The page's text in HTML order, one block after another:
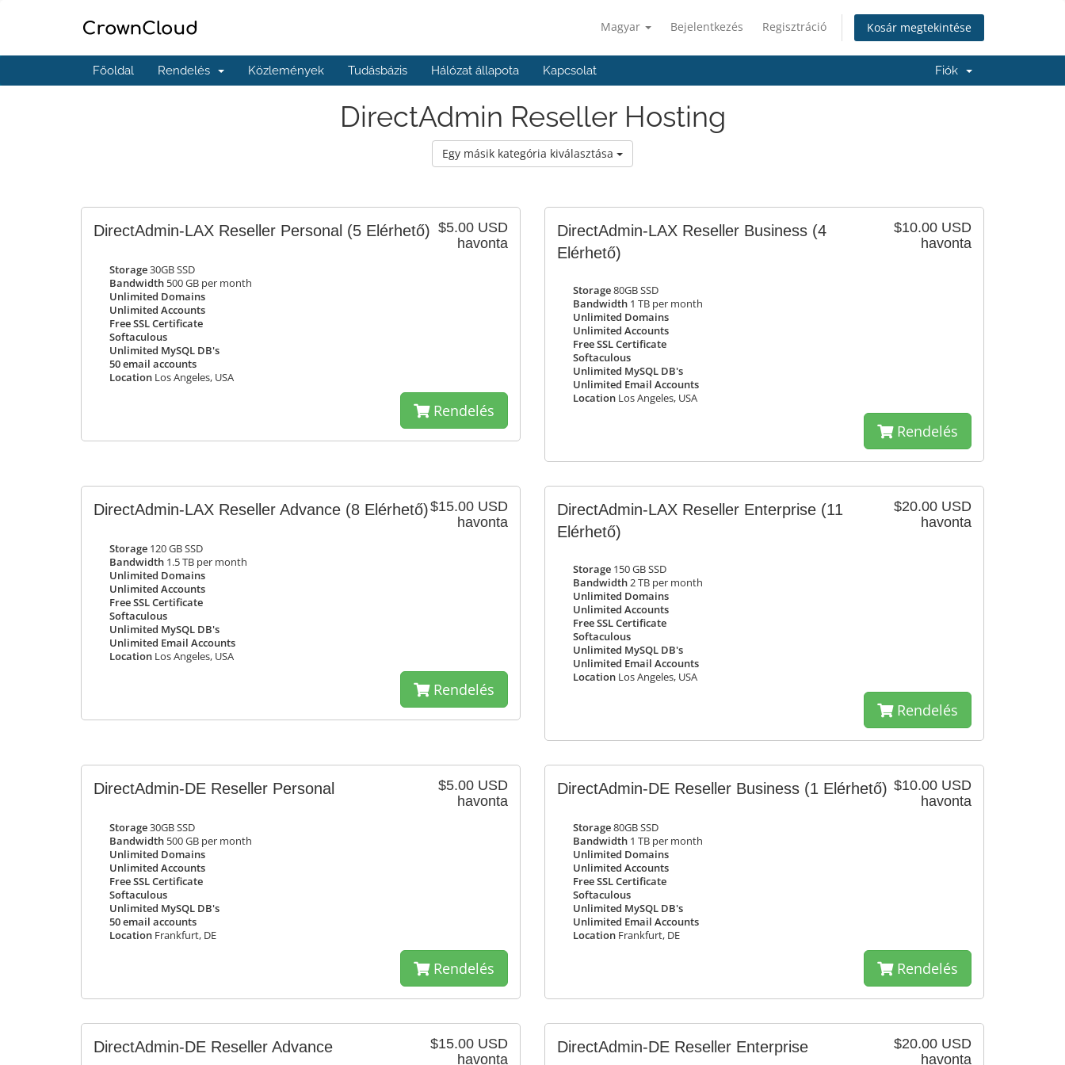
Magyar Bejelentkezés Regisztráció Kosár megtekintése
Főoldal Rendelés Közlemények Tudásbázis Hálózat állapota Kapcsolat Fiók
DirectAdmin Reseller Hosting
Egy másik kategória kiválasztása
$5.00 USD
havonta
DirectAdmin-LAX Reseller Personal (5 Elérhető)
Storage30GB SSD
Bandwidth 500 GB per month
Unlimited Domains
Unlimited Accounts
Free SSL Certificate
Softaculous
Unlimited MySQL DB's
50 email accounts
Location Los Angeles, USA
Rendelés
$10.00 USD
havonta
DirectAdmin-LAX Reseller Business (4
Elérhető)
Storage80GB SSD
Bandwidth 1 TB per month
Unlimited Domains
Unlimited Accounts
Free SSL Certificate
Softaculous
Unlimited MySQL DB's
Unlimited Email Accounts
Location Los Angeles, USA
Rendelés
$15.00 USD
havonta
DirectAdmin-LAX Reseller Advance (8 Elérhető)
Storage 120 GB SSD
Bandwidth 1.5 TB per month
Unlimited Domains
Unlimited Accounts
Free SSL Certificate
Softaculous
Unlimited MySQL DB's
Unlimited Email Accounts
Location Los Angeles, USA
Rendelés
$20.00 USD
havonta
DirectAdmin-LAX Reseller Enterprise (11
Elérhető)
Storage 150 GB SSD
Bandwidth2 TB per month
Unlimited Domains
Unlimited Accounts
Free SSL Certificate
Softaculous
Unlimited MySQL DB's
Unlimited Email Accounts
Location Los Angeles, USA
Rendelés
$5.00 USD
havonta
DirectAdmin-DE Reseller Personal
Storage30GB SSD
Bandwidth 500 GB per month
Unlimited Domains
Unlimited Accounts
Free SSL Certificate
Softaculous
Unlimited MySQL DB's
50 email accounts
Location Frankfurt, DE
Rendelés
$10.00 USD
havonta
DirectAdmin-DE Reseller Business (1 Elérhető)
Storage80GB SSD
Bandwidth 1 TB per month
Unlimited Domains
Unlimited Accounts
Free SSL Certificate
Softaculous
Unlimited MySQL DB's
Unlimited Email Accounts
Location Frankfurt, DE
Rendelés
$15.00 USD
havonta
DirectAdmin-DE Reseller Advance
$20.00 USD
havonta
DirectAdmin-DE Reseller Enterprise